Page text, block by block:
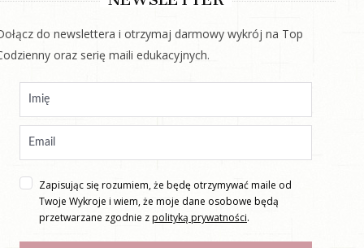
do newslettera i otrzymaj darmowy wykrój na Top
oraz serię maili edukacyjnych.
Zapisując się rozumiem, że będę otrzymywać maile od
Twoje Wykroje i wiem, że moje dane osobowe będą
przetwarzane zgodnie zpolityką prywatności.